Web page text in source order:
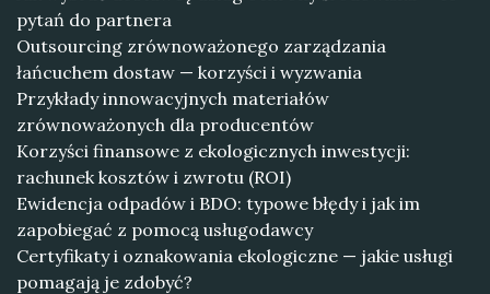
pytań do partnera
Outsourcing zrównoważonego zarządzania
łańcuchem dostaw — korzyści i wyzwania
Przykłady innowacyjnych materiałów
zrównoważonych dla producentów
Korzyści finansowe z ekologicznych inwestycji:
rachunek kosztów i zwrotu (ROI)
Ewidencja odpadów i BDO: typowe błędy i jak im
zapobiegać z pomocą usługodawcy
Certyfikaty i oznakowania ekologiczne — jakie usługi
pomagają je zdobyć?